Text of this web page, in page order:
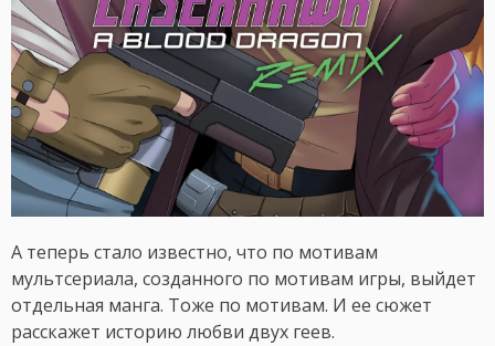
А теперь стало известно, что по мотивам
мультсериала, созданного по мотивам игры, выйдет
отдельная манга. Тоже по мотивам. И ее сюжет
расскажет историю любви двух геев.